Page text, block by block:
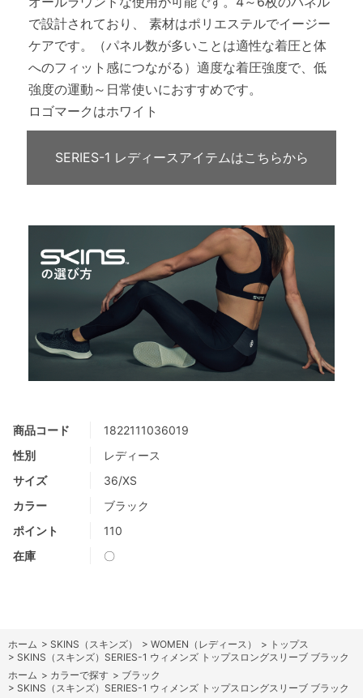
商品コード
1822111036019
性別
レディース
サイズ
36/XS
カラー
ブラック
ポイント
110
在庫
〇
で設計されており、 素材はポリエステルでイージー
ケアです。（パネル数が多いことは適性な着圧と体
へのフィット感につながる）適度な着圧強度で、低
強度の運動～日常使いにおすすめです。
ロゴマークはホワイト
SERIES-1 レディースアイテムはこちらから
ホーム > SKINS（スキンズ） > WOMEN（レディース） > トップス
> SKINS（スキンズ）SERIES-1 ウィメンズ トップスロングスリーブ ブラック
ホーム > カラーで探す > ブラック
> SKINS（スキンズ）SERIES-1 ウィメンズ トップスロングスリーブ ブラック